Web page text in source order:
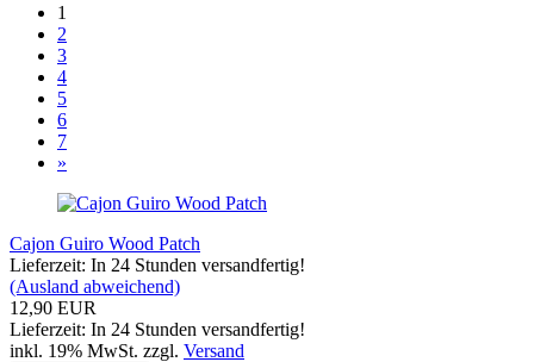
1
2
3
4
5
6
7
»
Cajon Guiro Wood Patch
Lieferzeit: In 24 Stunden versandfertig!
(Ausland abweichend)
12,90 EUR
Lieferzeit: In 24 Stunden versandfertig!
inkl. 19% MwSt. zzgl. Versand